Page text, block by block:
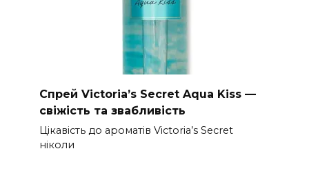
Спрей Victoria’s Secret Aqua Kiss —
свіжість та звабливість
Цікавість до ароматів Victoria’s Secret
ніколи